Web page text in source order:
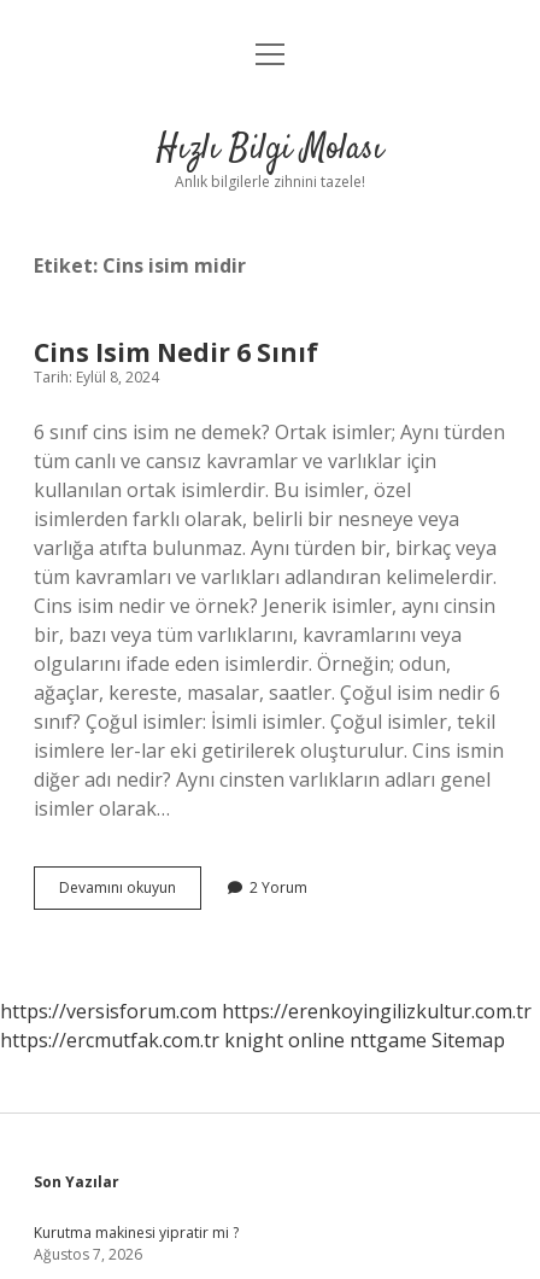
Anasayfa
Yasal Uyarı
menüyü
Hızlı Bilgi Molası
Anlık bilgilerle zihnini tazele!
Etiket: Cins isim midir
Cins Isim Nedir 6 Sınıf
Tarih: Eylül 8, 2024
6 sınıf cins isim ne demek? Ortak isimler; Aynı türden
tüm canlı ve cansız kavramlar ve varlıklar için
kullanılan ortak isimlerdir. Bu isimler, özel
isimlerden farklı olarak, belirli bir nesneye veya
varlığa atıfta bulunmaz. Aynı türden bir, birkaç veya
tüm kavramları ve varlıkları adlandıran kelimelerdir.
Cins isim nedir ve örnek? Jenerik isimler, aynı cinsin
bir, bazı veya tüm varlıklarını, kavramlarını veya
olgularını ifade eden isimlerdir. Örneğin; odun,
ağaçlar, kereste, masalar, saatler. Çoğul isim nedir 6
sınıf? Çoğul isimler: İsimli isimler. Çoğul isimler, tekil
isimlere ler-lar eki getirilerek oluşturulur. Cins ismin
diğer adı nedir? Aynı cinsten varlıkların adları genel
isimler olarak…
Devamını okuyun
Isim
2 Yorum
https://versisforum.com https://erenkoyingilizkultur.com.tr
https://ercmutfak.com.tr knight online nttgame Sitemap
Sidebar
Son Yazılar
Kurutma makinesi yipratir mi ?
Ağustos 7, 2026